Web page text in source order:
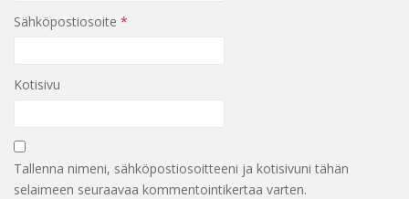
Sähköpostiosoite *
Kotisivu
Tallenna nimeni, sähköpostiosoitteeni ja kotisivuni tähän
selaimeen seuraavaa kommentointikertaa varten.